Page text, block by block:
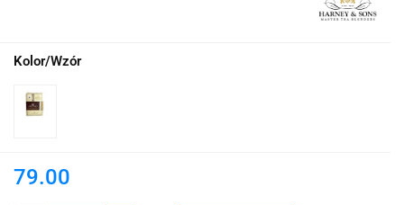
Kolor/Wzór
79.00